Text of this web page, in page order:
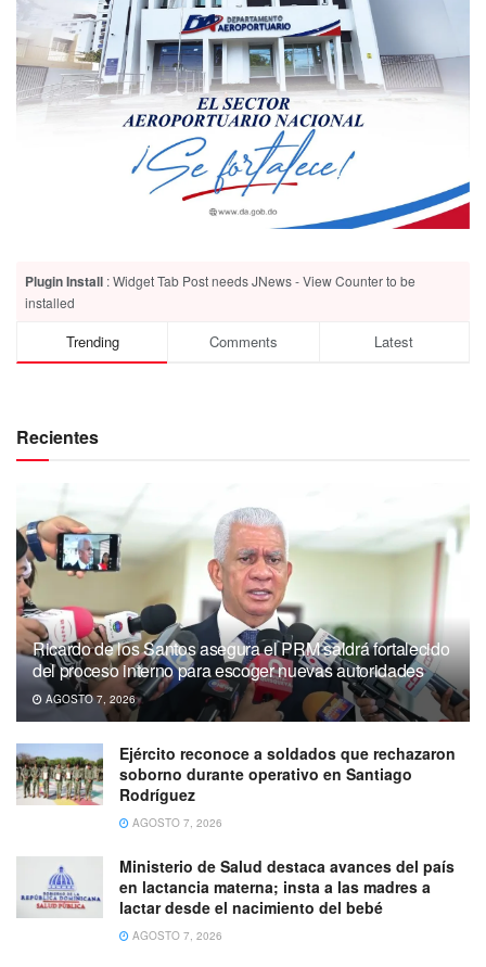
Plugin Install : Widget Tab Post needs JNews - View Counter to be
installed
Trending Comments Latest
Recientes
Ricardo de los Santos asegura el PRM saldrá fortalecido
del proceso interno para escoger nuevas autoridades
AGOSTO 7, 2026
Ejército reconoce a soldados que rechazaron
soborno durante operativo en Santiago
Rodríguez
AGOSTO 7, 2026
Ministerio de Salud destaca avances del país
en lactancia materna; insta a las madres a
lactar desde el nacimiento del bebé
AGOSTO 7, 2026